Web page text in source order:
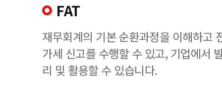
FAT
재무회계의 기본 순환과정을 이해하고
가세 신고를 수행할 수 있고, 기업에서
리 및 활용할 수 있습니다.